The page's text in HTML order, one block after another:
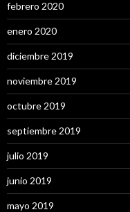
febrero 2020
enero 2020
diciembre 2019
noviembre 2019
octubre 2019
septiembre 2019
julio 2019
junio 2019
mayo 2019